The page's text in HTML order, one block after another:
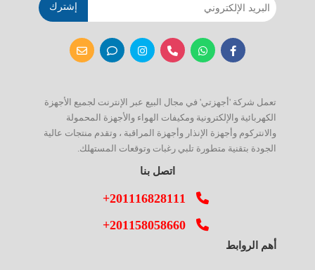
إشترك
تعمل شركة 'أجهزتي' في مجال البيع عبر الإنترنت لجميع الأجهزة
الكهربائية والإلكترونية ومكيفات الهواء والأجهزة المحمولة
والانتركوم وأجهزة الإنذار وأجهزة المراقبة ، وتقدم منتجات عالية
الجودة بتقنية متطورة تلبي رغبات وتوقعات المستهلك.
اتصل بنا
+201116828111
+201158058660
أهم الروابط